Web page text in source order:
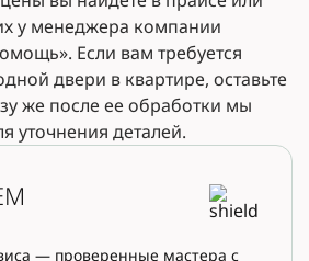
у менеджера компании
Если вам требуется
двери в квартире, оставьте
же после ее обработки мы
уточнения деталей.
— проверенные мастера с